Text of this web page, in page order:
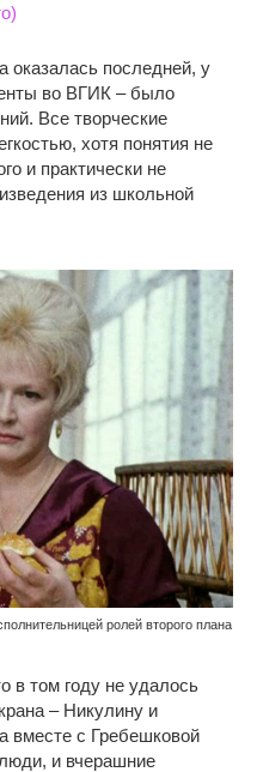
последней, у
во ВГИК – было
Все творческие
хотя понятия не
и практически не
из школьной
ролей второго плана
в том году не удалось
– Никулину и
вместе с Гребешковой
и вчерашние